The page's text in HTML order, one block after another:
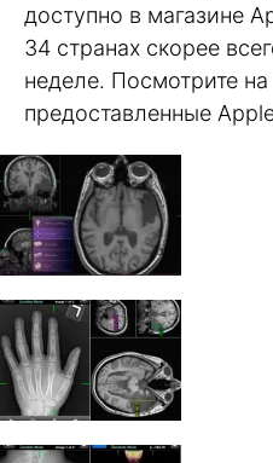
доступно в магазине
34 странах скорее
неделе. Посмотрите
предоставленные